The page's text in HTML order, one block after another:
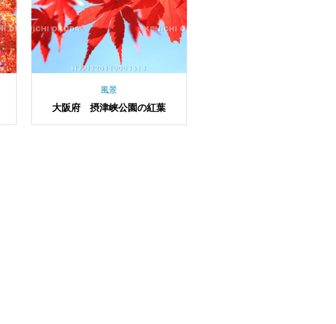
風景
大阪府 摂津峡公園の紅葉